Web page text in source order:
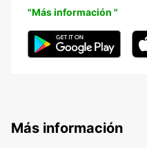
"Más información "
Más información